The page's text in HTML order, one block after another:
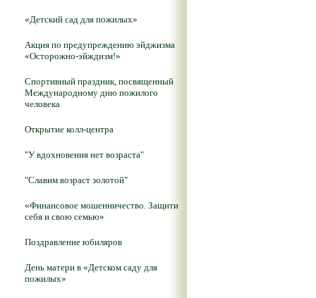
«Детский сад для пожилых»
Акция по предупреждению эйджизма
«Осторожно-эйждизм!»
Спортивный праздник, посвященный
Международному дню пожилого
человека
Открытие колл-центра
"У вдохновения нет возраста"
"Славим возраст золотой"
«Финансовое мошенничество. Защити
себя и свою семью»
Поздравление юбиляров
День матери в «Детском саду для
пожилых»